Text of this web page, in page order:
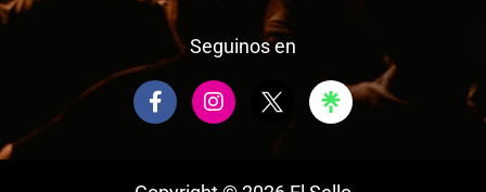
Seguinos en
F
a
I
n